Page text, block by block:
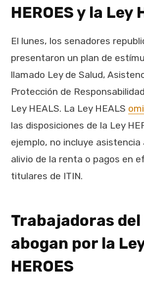
HEROES y la Ley
El lunes, los senadores
presentaron un plan de
llamado Ley de Salud,
Protección de
Ley HEALS. La Ley HEALS
las disposiciones de la Ley
ejemplo, no incluye asistencia
alivio de la renta o pagos en
titulares de ITIN.
Trabajadoras
abogan por la
HEROES